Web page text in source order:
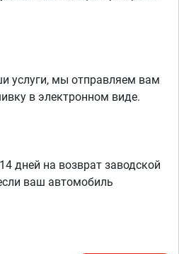
услуги, мы отправляем вам
в электронном виде.
дней на возврат заводской
ваш автомобиль